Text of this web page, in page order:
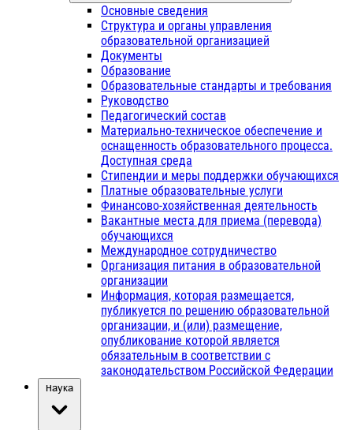
Основные сведения
Структура и органы управления
образовательной организацией
Документы
Образование
Образовательные стандарты и требования
Руководство
Педагогический состав
Материально-техническое обеспечение и
оснащенность образовательного процесса.
Доступная среда
Стипендии и меры поддержки обучающихся
Платные образовательные услуги
Финансово-хозяйственная деятельность
Вакантные места для приема (перевода)
обучающихся
Международное сотрудничество
Организация питания в образовательной
организации
Информация, которая размещается,
публикуется по решению образовательной
организации, и (или) размещение,
опубликование которой является
обязательным в соответствии с
законодательством Российской Федерации
Наука